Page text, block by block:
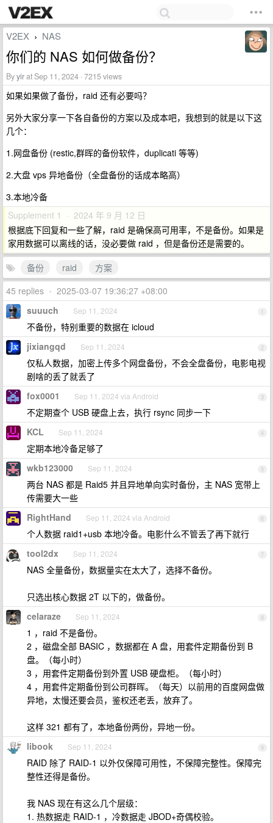
V2EX › NAS
你们的 NAS 如何做备份？
Byyirat Sep 11, 2024 · 7215 views
如果如果做了备份，raid 还有必要吗？
另外大家分享一下各自备份的方案以及成本吧，我想到的就是以下这
几个：
1.网盘备份 (restic,群晖的备份软件，duplicati 等等)
2.大盘 vps 异地备份（全盘备份的话成本略高）
3.本地冷备
Supplement 1 · 2024 年 9 月 12 日
根据底下回复和一些了解，raid 是确保高可用率，不是备份。如果是
家用数据可以离线的话，没必要做 raid ，但是备份还是需要的。
备份
raid
方案
45 replies • 2025-03-07 19:36:27 +08:00
1
suuuch Sep 11, 2024
不备份，特别重要的数据在 icloud
2
jixiangqd Sep 11, 2024
仅私人数据，加密上传多个网盘备份，不会全盘备份，电影电视
剧啥的丢了就丢了
3
fox0001 Sep 11, 2024 via Android
不定期查个 USB 硬盘上去，执行 rsync 同步一下
4
KCL Sep 11, 2024
定期本地冷备足够了
5
wkb123000 Sep 11, 2024
两台 NAS 都是 Raid5 并且异地单向实时备份，主 NAS 宽带上
传需要大一些
6
RightHand Sep 11, 2024 via Android
个人数据 raid1+usb 本地冷备。电影什么不管丢了再下就行
7
tool2dx Sep 11, 2024
NAS 全量备份，数据量实在太大了，选择不备份。
只选出核心数据 2T 以下的，做备份。
8
celaraze Sep 11, 2024
1 ，raid 不是备份。
2 ，磁盘全部 BASIC ，数据都在 A 盘，用套件定期备份到 B
盘。（每小时）
3 ，用套件定期备份到外置 USB 硬盘柜。（每小时）
4 ，用套件定期备份到公司群晖。（每天）以前用的百度网盘做
异地，太慢还要会员，鉴权还老丢，放弃了。
这样 321 都有了，本地备份两份，异地一份。
9
libook Sep 11, 2024
RAID 除了 RAID-1 以外仅保障可用性，不保障完整性。保障完
整性还得是备份。
我 NAS 现在有这么几个层级：
1. 热数据走 RAID-1 ，冷数据走 JBOD+奇偶校验。